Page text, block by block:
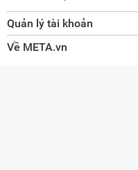
Quản lý tài khoản
Thay đổi thông tin
Về META.vn